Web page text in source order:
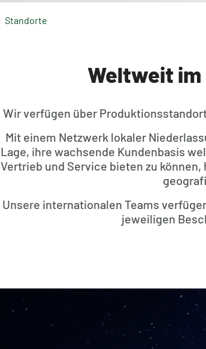
Standorte
Weltweit
Wir verfügen über
Mit einem Netzwerk lokaler
Lage, ihre wachsende Kundenbasis
Vertrieb und Service bieten zu
Unsere internationalen Teams
jeweiligen